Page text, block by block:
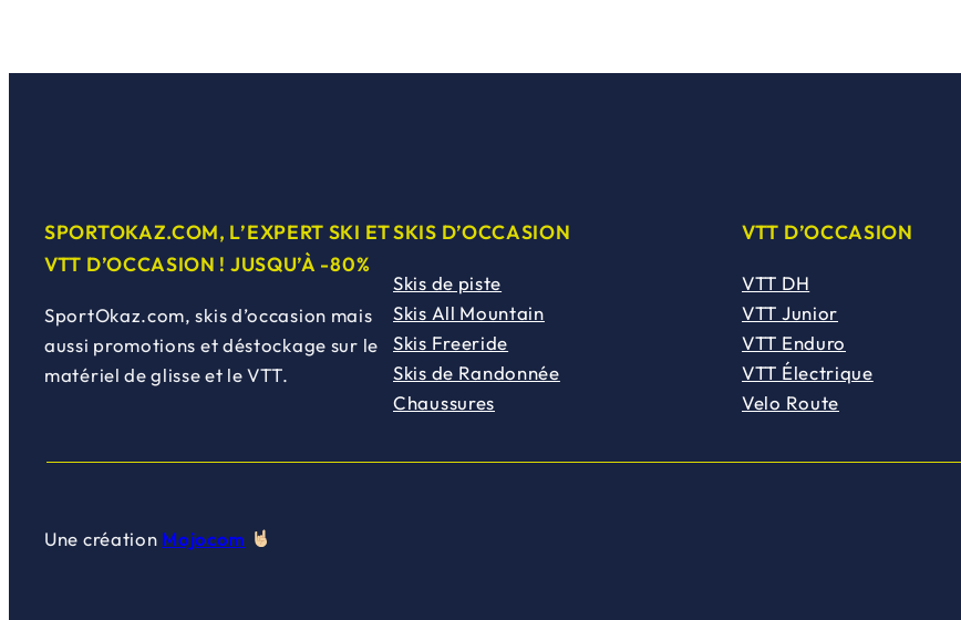
SPORTOKAZ.COM, L’EXPERT SKI ET
VTT D’OCCASION ! JUSQU’À -80%
SportOkaz.com, skis d’occasion mais
aussi promotions et déstockage sur le
matériel de glisse et le VTT.
SKIS D’OCCASION
Skis de piste
Skis All Mountain
Skis Freeride
Skis de Randonnée
Chaussures
VTT D’OCCASION
VTT DH
VTT Junior
VTT Enduro
VTT Électrique
Velo Route
Une création Mojocom